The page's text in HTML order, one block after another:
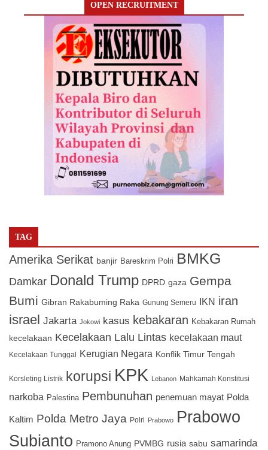
OPEN RECRUITMENT
TAG
Amerika Serikat banjir Bareskrim Polri BMKG
Damkar Donald Trump DPRD gaza Gempa
Bumi Gibran Rakabuming Raka Gunung Semeru IKN iran
israel Jakarta Jokowi kasus kebakaran Kebakaran Rumah
kecelakaan Kecelakaan Lalu Lintas kecelakaan maut
Kecelakaan Tunggal Kerugian Negara Konflik Timur Tengah
Korsleting Listrik korupsi KPK Lebanon Mahkamah Konstitusi
narkoba Palestina Pembunuhan penemuan mayat Polda
Kaltim Polda Metro Jaya Polri Prabowo Prabowo
Subianto Pramono Anung PVMBG rusia sabu samarinda